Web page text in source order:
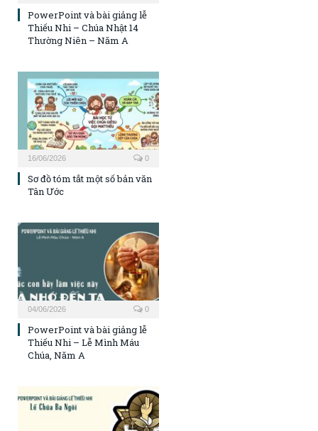
PowerPoint và bài giảng lễ
Thiếu Nhi – Chúa Nhật 14
Thường Niên – Năm A
16/06/2026 0
Sơ đồ tóm tắt một số bản văn
Tân Ước
04/06/2026 0
PowerPoint và bài giảng lễ
Thiếu Nhi – Lễ Mình Máu
Chúa, Năm A